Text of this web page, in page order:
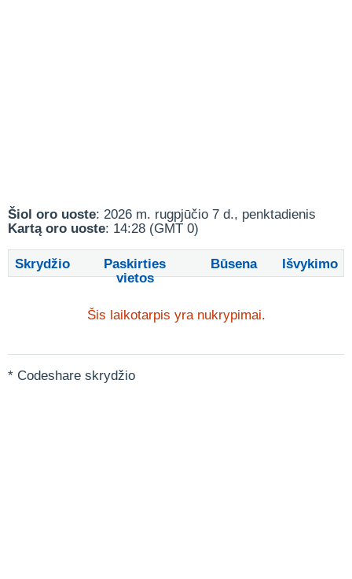
Šiol oro uoste: 2026 m. rugpjūčio 7 d., penktadienis
Kartą oro uoste: 14:28 (GMT 0)
Skrydžio
Paskirties
vietos
Būsena Išvykimo
Šis laikotarpis yra nukrypimai.
* Codeshare skrydžio